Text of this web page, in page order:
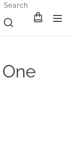
Search